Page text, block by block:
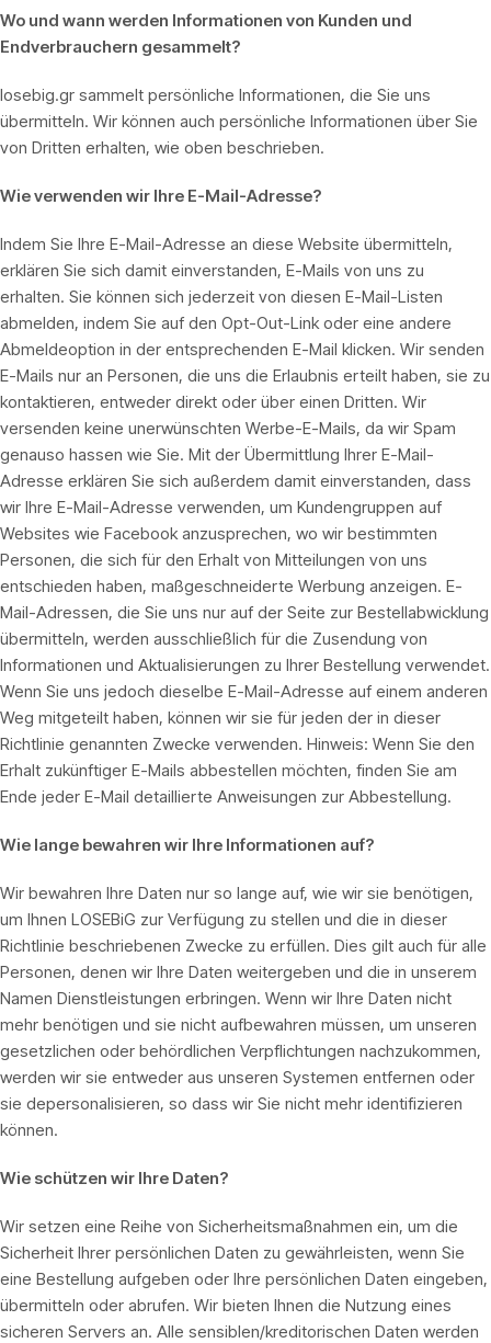
Wo und wann werden Informationen von Kunden und
Endverbrauchern gesammelt?
losebig.gr sammelt persönliche Informationen, die Sie uns
übermitteln. Wir können auch persönliche Informationen über Sie
von Dritten erhalten, wie oben beschrieben.
Wie verwenden wir Ihre E-Mail-Adresse?
Indem Sie Ihre E-Mail-Adresse an diese Website übermitteln,
erklären Sie sich damit einverstanden, E-Mails von uns zu
erhalten. Sie können sich jederzeit von diesen E-Mail-Listen
abmelden, indem Sie auf den Opt-Out-Link oder eine andere
Abmeldeoption in der entsprechenden E-Mail klicken. Wir senden
E-Mails nur an Personen, die uns die Erlaubnis erteilt haben, sie zu
kontaktieren, entweder direkt oder über einen Dritten. Wir
versenden keine unerwünschten Werbe-E-Mails, da wir Spam
genauso hassen wie Sie. Mit der Übermittlung Ihrer E-Mail-
Adresse erklären Sie sich außerdem damit einverstanden, dass
wir Ihre E-Mail-Adresse verwenden, um Kundengruppen auf
Websites wie Facebook anzusprechen, wo wir bestimmten
Personen, die sich für den Erhalt von Mitteilungen von uns
entschieden haben, maßgeschneiderte Werbung anzeigen. E-
Mail-Adressen, die Sie uns nur auf der Seite zur Bestellabwicklung
übermitteln, werden ausschließlich für die Zusendung von
Informationen und Aktualisierungen zu Ihrer Bestellung verwendet.
Wenn Sie uns jedoch dieselbe E-Mail-Adresse auf einem anderen
Weg mitgeteilt haben, können wir sie für jeden der in dieser
Richtlinie genannten Zwecke verwenden. Hinweis: Wenn Sie den
Erhalt zukünftiger E-Mails abbestellen möchten, finden Sie am
Ende jeder E-Mail detaillierte Anweisungen zur Abbestellung.
Wie lange bewahren wir Ihre Informationen auf?
Wir bewahren Ihre Daten nur so lange auf, wie wir sie benötigen,
um Ihnen LOSEBiG zur Verfügung zu stellen und die in dieser
Richtlinie beschriebenen Zwecke zu erfüllen. Dies gilt auch für alle
Personen, denen wir Ihre Daten weitergeben und die in unserem
Namen Dienstleistungen erbringen. Wenn wir Ihre Daten nicht
mehr benötigen und sie nicht aufbewahren müssen, um unseren
gesetzlichen oder behördlichen Verpflichtungen nachzukommen,
werden wir sie entweder aus unseren Systemen entfernen oder
sie depersonalisieren, so dass wir Sie nicht mehr identifizieren
können.
Wie schützen wir Ihre Daten?
Wir setzen eine Reihe von Sicherheitsmaßnahmen ein, um die
Sicherheit Ihrer persönlichen Daten zu gewährleisten, wenn Sie
eine Bestellung aufgeben oder Ihre persönlichen Daten eingeben,
übermitteln oder abrufen. Wir bieten Ihnen die Nutzung eines
sicheren Servers an. Alle sensiblen/kreditorischen Daten werden